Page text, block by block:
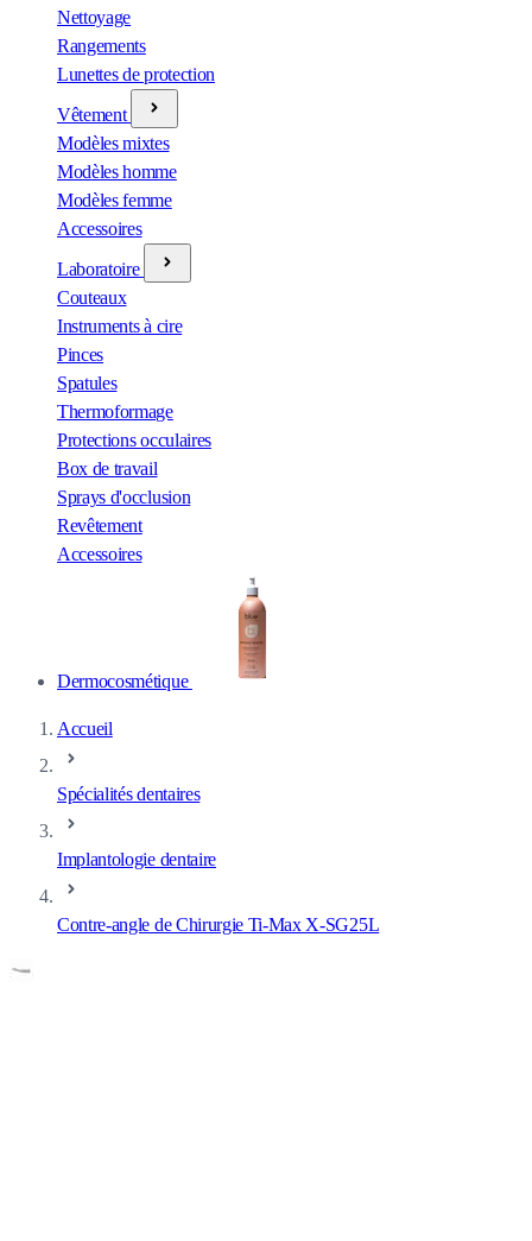
Nettoyage
Rangements
Lunettes de protection
Vêtement
Modèles mixtes
Modèles homme
Modèles femme
Accessoires
Laboratoire
Couteaux
Instruments à cire
Pinces
Spatules
Thermoformage
Protections occulaires
Box de travail
Sprays d'occlusion
Revêtement
Accessoires
Dermocosmétique
Accueil
Spécialités dentaires
Implantologie dentaire
Contre-angle de Chirurgie Ti-Max X-SG25L